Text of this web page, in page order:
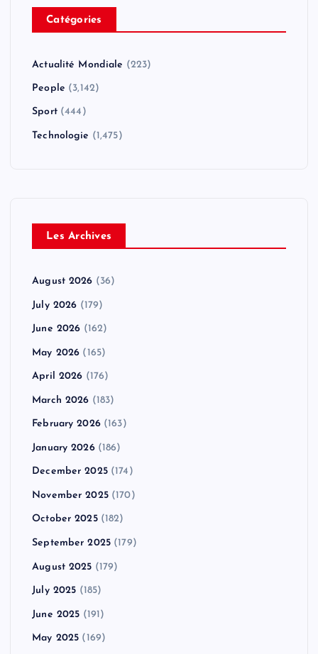
Catégories
Actualité Mondiale (223)
People (3,142)
Sport(444)
Technologie (1,475)
Les Archives
August 2026 (36)
July 2026 (179)
June 2026 (162)
May 2026 (165)
April 2026 (176)
March 2026 (183)
February 2026(163)
January 2026(186)
December 2025(174)
November 2025(170)
October 2025(182)
September 2025 (179)
August 2025 (179)
July 2025 (185)
June 2025 (191)
May 2025 (169)